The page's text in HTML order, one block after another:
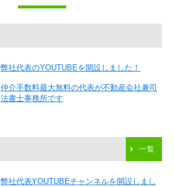
弊社代表のYOUTUBEを開設しました！
仲介手数料最大無料の代表が不動産会社兼司
法書士事務所です
一覧
弊社代表YOUTUBEチャンネルを開設しまし